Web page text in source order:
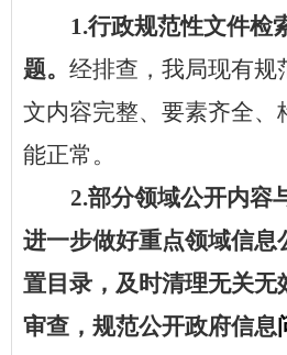
1.行政规范性文件检
题。 经排查，我局现有规
文内容完整、要素齐全、
能正常。
2.部分领域公开内容
进一步做好重点领域信息
置目录，及时清理无关无
审查，规范公开政府信息